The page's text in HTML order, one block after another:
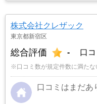
株式会社クレザック
東京都新宿区
総合評価 - 口コ
※口コミ数が規定件数に満たな
口コミはまだあ